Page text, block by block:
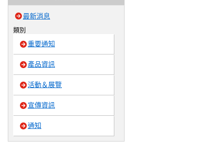
最新消息
類別
重要通知
產品資訊
活動＆展覽
宣傳資訊
通知